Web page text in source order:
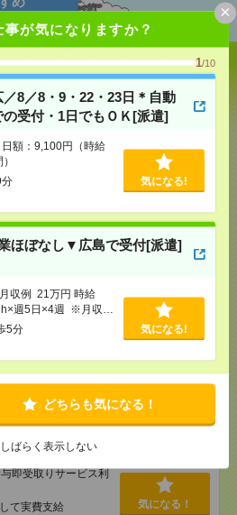
事が気になりますか？
1/10
／8／8・9・22・23日＊自動
受付・1日でもＯＫ[派遣]
額：9,100円（時給
気になる!
ほぼなし▼広島で受付[派遣]
収例 21万円 時給
週5日×4週 ※月収例
ではありません。※給
5分 気になる!
どちらも気になる！
しばらく表示しない
×
9・22・23日＊自動車ディー
ＯＫ[派遣]
円（時給1,300
勤可(駐車場無料)
気になる！
し▼広島で受付[派遣]
保証するものではあ
ビス利用可（利用条
て実費支給
気になる！
し▼広島駅での受付[派遣]
万円 時給1400円×
※月収例を保証す
即受取りサービス利
て実費支給
気になる！